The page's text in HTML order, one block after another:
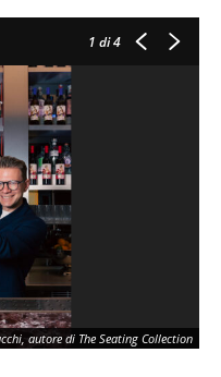
1 di 4
autore di The Seating Collection